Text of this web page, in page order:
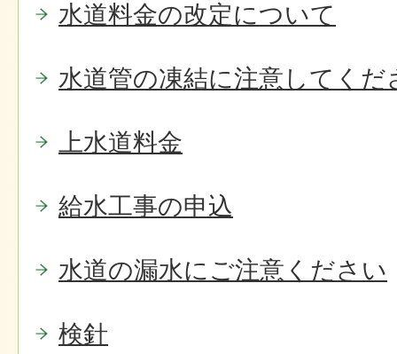
水道料金の改定について
水道管の凍結に注意してくだ
上水道料金
給水工事の申込
水道の漏水にご注意ください
検針